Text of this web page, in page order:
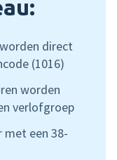
direct
(1016)
worden
verlofgroep
met een 38-